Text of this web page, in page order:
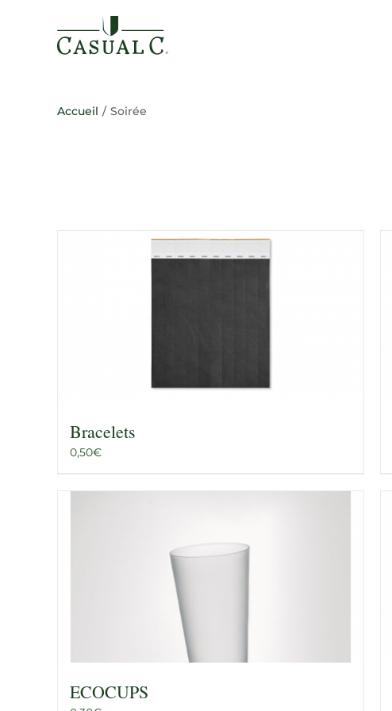
Accueil / Soirée
Bracelets
0,50€
ECOCUPS